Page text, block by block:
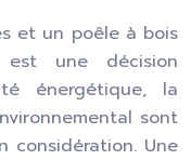
et un poêle à bois
une décision
énergétique, la
sont
considération. Une